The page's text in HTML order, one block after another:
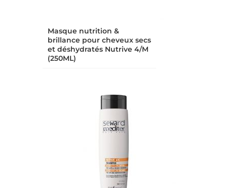
Masque nutrition &
brillance pour cheveux secs
et déshydratés Nutrive 4/M
(250ML)